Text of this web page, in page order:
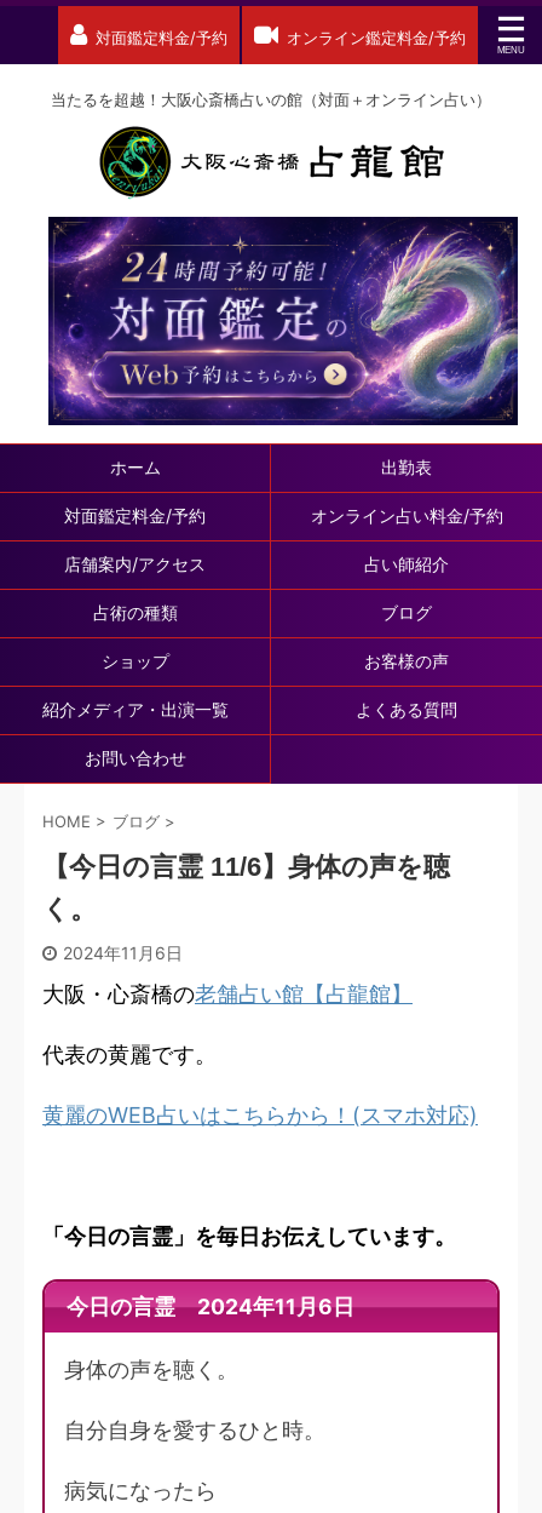
対面鑑定料金/予約 オンライン鑑定料金/予約
当たるを超越！大阪心斎橋占いの館（対面＋オンライン占い）
ホーム 出勤表
対面鑑定料金/予約 オンライン占い料金/予約
店舗案内/アクセス 占い師紹介
占術の種類 ブログ
ショップ お客様の声
紹介メディア・出演一覧 よくある質問
お問い合わせ
HOME > ブログ >
【今日の言霊 11/6】身体の声を聴
く。
2024年11月6日
大阪・心斎橋の老舗占い館【占龍館】
代表の黄麗です。
黄麗のWEB占いはこちらから！(スマホ対応)
「今日の言霊」を毎日お伝えしています。
今日の言霊 2024年11月6日
身体の声を聴く。
自分自身を愛するひと時。
病気になったら